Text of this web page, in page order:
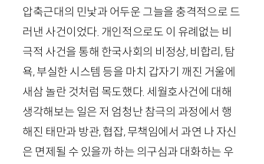
압축근대의 민낯과 어두운 그늘을 충격적으로 드
러낸 사건이었다. 개인적으로도 이 유례없는 비
극적 사건을 통해 한국사회의 비정상, 비합리, 탐
욕, 부실한 시스템 등을 마치 갑자기 깨진 거울에
새삼 놀란 것처럼 목도했다. 세월호사건에 대해
생각해보는 일은 저 엄청난 참극의 과정에서 행
해진 태만과 방관, 협잡, 무책임에서 과연 나 자신
은 면제될 수 있을까 하는 의구심과 대화하는 우